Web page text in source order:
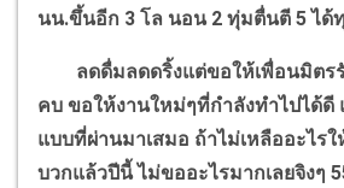
นน.ขึ้นอีก 3 โล นอน 2 ทุ่มตื่นตี 5 ได้
ลดดื่มลดดริ้งแต่ขอให้เพื่อนมิตรรั
คบ ขอให้งานใหม่ๆที่กำลังทำไปได้ดี
แบบที่ผ่านมาเสมอ ถ้าไม่เหลืออะไร
บวกแล้วปีนี้ ไม่ขออะไรมากเลยจิงๆ